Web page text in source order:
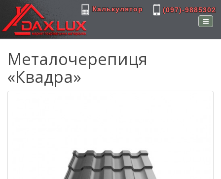
(097)-9885302
Калькулятор
Металочерепиця
«Квадра»